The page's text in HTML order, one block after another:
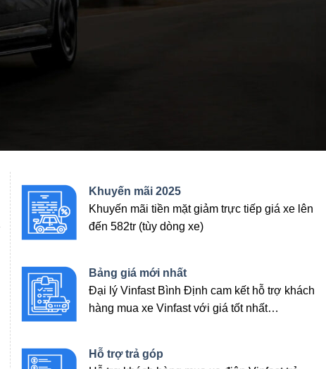
Khuyến mãi 2025
Khuyến mãi tiền mặt giảm trực tiếp giá xe lên
đến 582tr (tùy dòng xe)
Bảng giá mới nhất
Đại lý Vinfast Bình Định cam kết hỗ trợ khách
hàng mua xe Vinfast với giá tốt nhất…
Hỗ trợ trả góp